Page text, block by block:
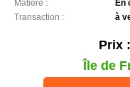
Matière :
En
Transaction :
à
Prix
Île de